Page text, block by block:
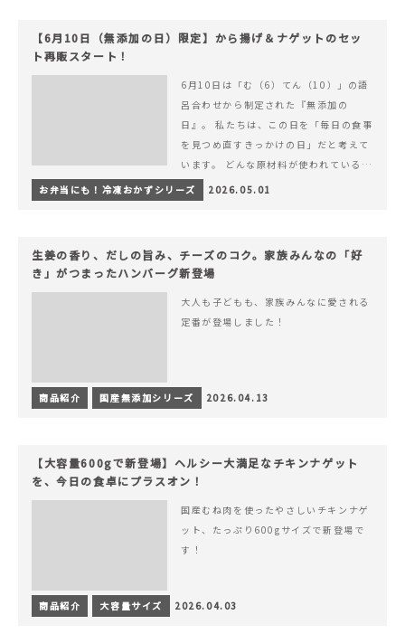
【6月10日（無添加の日）限定】から揚げ＆ナゲットのセッ
ト再販スタート！
6月10日は「む（6）てん（10）」の語
呂合わせから制定された『無添加の
日』。 私たちは、この日を「毎日の食事
を見つめ直すきっかけの日」だと考えて
います。 どんな原材料が使われているの
か。 どのようにつくられているのか。&
hellip; 続きを読む 【6月10日（無添加
お弁当にも！冷凍おかずシリーズ 2026.05.01
生姜の香り、だしの旨み、チーズのコク。家族みんなの「好
き」がつまったハンバーグ新登場
大人も子どもも、家族みんなに愛される
定番が登場しました！
商品紹介 国産無添加シリーズ 2026.04.13
【大容量600gで新登場】ヘルシー大満足なチキンナゲット
を、今日の食卓にプラスオン！
国産むね肉を使ったやさしいチキンナゲ
ット、たっぷり600gサイズで新登場で
す！
商品紹介 大容量サイズ 2026.04.03